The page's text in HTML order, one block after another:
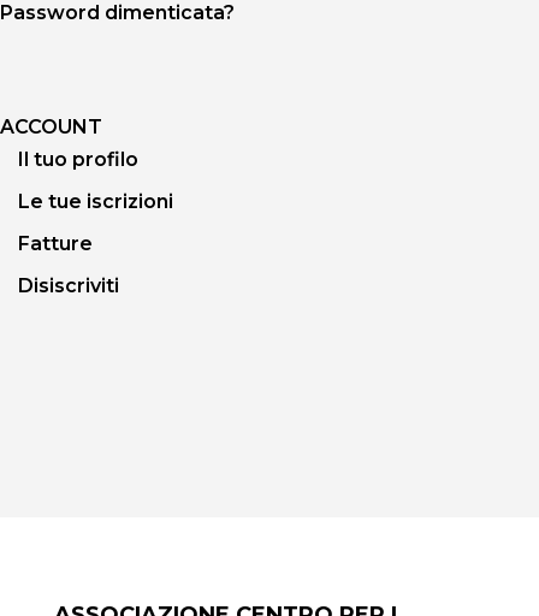
Password dimenticata?
ACCOUNT
Il tuo profilo
Le tue iscrizioni
Fatture
Disiscriviti